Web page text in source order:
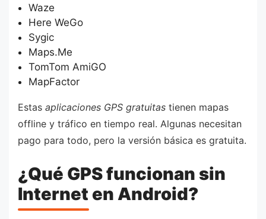
Waze
Here WeGo
Sygic
Maps.Me
TomTom AmiGO
MapFactor
Estas aplicaciones GPS gratuitas tienen mapas
offline y tráfico en tiempo real. Algunas necesitan
pago para todo, pero la versión básica es gratuita.
¿Qué GPS funcionan sin
Internet en Android?